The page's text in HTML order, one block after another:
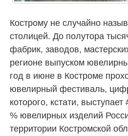
Кострому не случайно
столицей. До полутора
фабрик, заводов,
регионе выпуском
год в июне в Костроме
ювелирный фестиваль,
которого, кстати,
% ювелирных изделий
территории Костромской